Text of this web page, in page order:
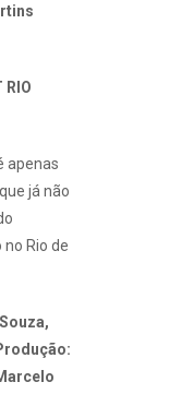
RIO
apenas
já não
Rio de